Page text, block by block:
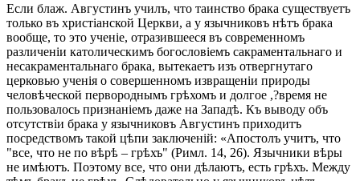
Если блаж. Августинъ училъ, что таинство брака существуетъ
только въ христіанской Церкви, а у язычниковъ нѣтъ брака
вообще, то это ученіе, отразившееся въ современномъ
различеніи католическимъ богословіемъ сакраментальнаго и
несакраментальнаго брака, вытекаетъ изъ отвергнутаго
церковью ученія о совершенномъ извращеніи природы
человѣческой первороднымъ грѣхомъ и долгое ,?время не
пользовалось признаніемъ даже на Западѣ. Къ выводу объ
отсутствіи брака у язычниковъ Августинъ приходитъ
посредствомъ такой цѣпи заключеній: «Апостолъ учитъ, что
"все, что не по вѣрѣ – грѣхъ" (Римл. 14, 26). Язычники вѣры
не имѣютъ. Поэтому все, что они дѣлаютъ, есть грѣхъ. Между